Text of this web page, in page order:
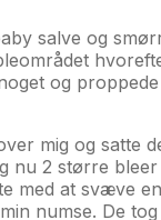
salve og
og
mig og satte
nu 2 større
med at svæve
numse. De